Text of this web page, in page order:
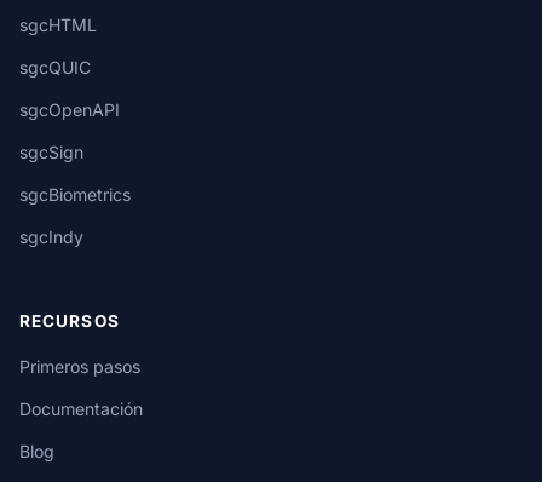
sgcHTML
sgcQUIC
sgcOpenAPI
sgcSign
sgcBiometrics
sgcIndy
RECURSOS
Primeros pasos
Documentación
Blog